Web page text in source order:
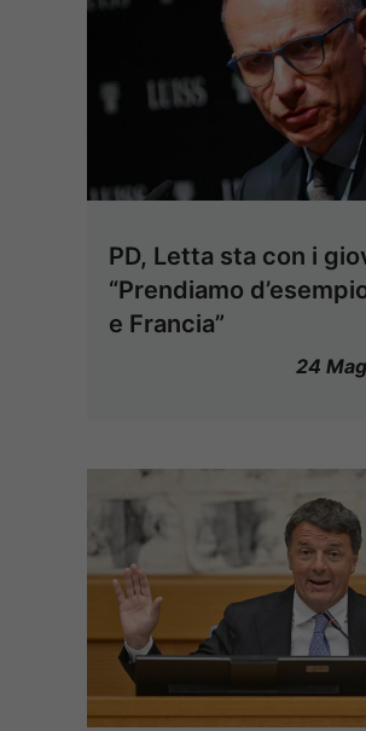
PD, Letta sta con i
“Prendiamo
e Francia”
24